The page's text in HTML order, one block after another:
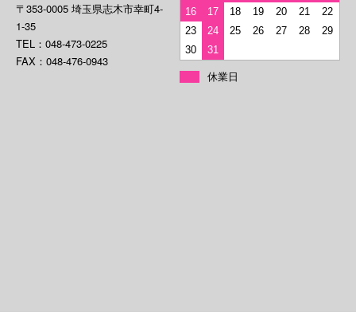
〒353-0005 埼玉県志木市幸町4-
1-35
TEL：048-473-0225
FAX：048-476-0943
16
17 18 19 20 21
22
23
24 25 26 27 28
29
30
31
休業日